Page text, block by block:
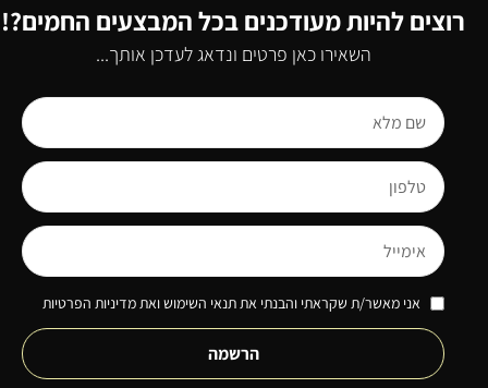
רוצים להיות מעודכנים בכל המבצעים החמים?!
השאירו כאן פרטים ונדאג לעדכן אותך...
אני מאשר/ת שקראתי והבנתי את תנאי השימוש ואת מדיניות הפרטיות
הרשמה